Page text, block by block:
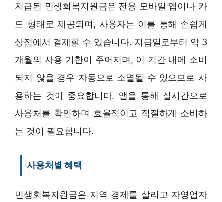
지급된 민생회복지원금은 전용 모바일 앱이나 카
드 형태로 제공되며, 사용자는 이를 통해 손쉽게
상점에서 결제할 수 있습니다. 지급일로부터 약 3
개월의 사용 기한이 주어지며, 이 기간 내에 소비
되지 않을 경우 자동으로 소멸될 수 있으므로 사
용하는 것이 중요합니다. 앱을 통해 실시간으로
사용처를 확인하며 효율적이고 적절하게 소비하
는 것이 필요합니다.
사용처별 혜택
민생회복지원금은 지역 경제를 살리고 자영업자